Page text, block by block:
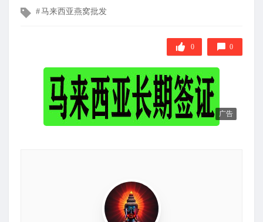
在
文马来西亚燕窝批发
0 0
广告